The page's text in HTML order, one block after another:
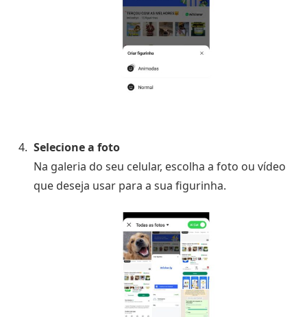
Selecione a foto
Na galeria do seu celular, escolha a foto ou vídeo
que deseja usar para a sua figurinha.